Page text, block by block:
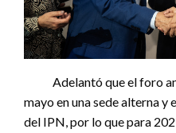
Adelantó que el foro
mayo en una sede alterna y
del IPN, por lo que para